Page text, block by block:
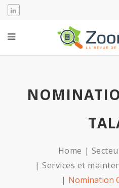
Home
Services et
Nomination